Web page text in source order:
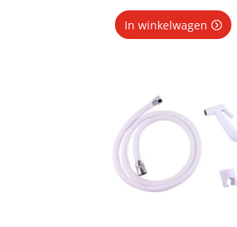
In winkelwagen